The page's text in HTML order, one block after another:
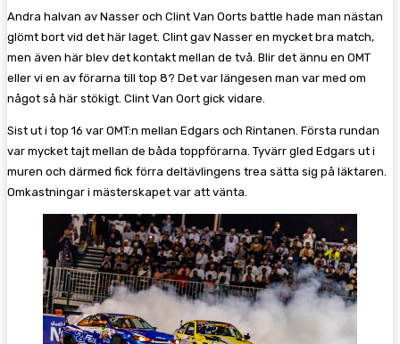
Andra halvan av Nasser och Clint Van Oorts battle hade man nästan
glömt bort vid det här laget. Clint gav Nasser en mycket bra match,
men även här blev det kontakt mellan de två. Blir det ännu en OMT
eller vi en av förarna till top 8? Det var längesen man var med om
något så här stökigt. Clint Van Oort gick vidare.
Sist ut i top 16 var OMT:n mellan Edgars och Rintanen. Första rundan
var mycket tajt mellan de båda toppförarna. Tyvärr gled Edgars ut i
muren och därmed fick förra deltävlingens trea sätta sig på läktaren.
Omkastningar i mästerskapet var att vänta.